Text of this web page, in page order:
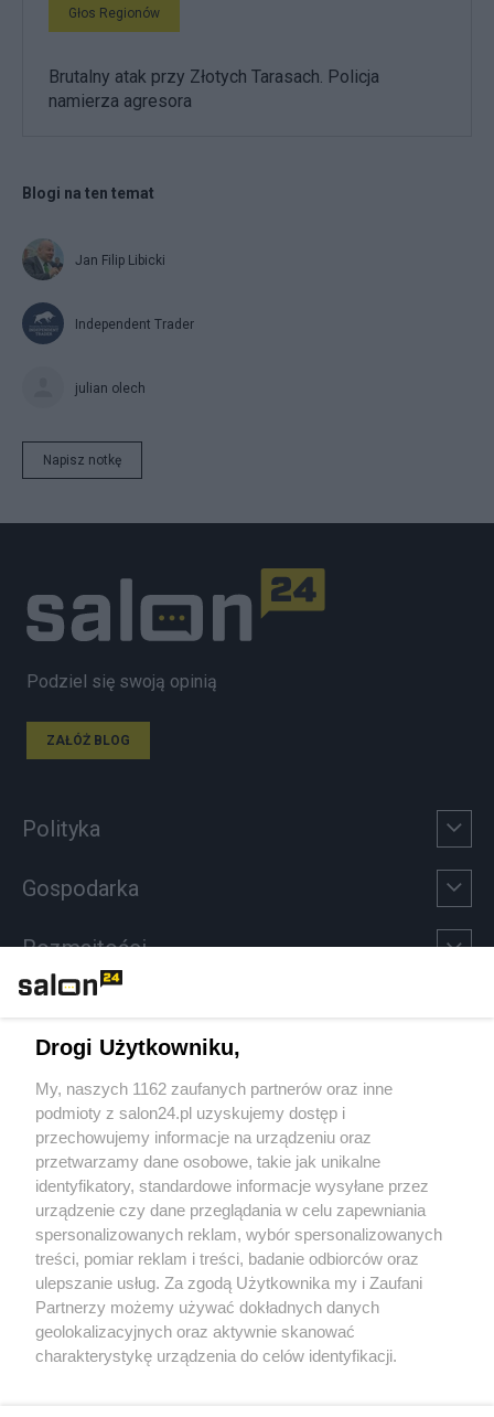
Głos Regionów
Brutalny atak przy Złotych Tarasach. Policja
namierza agresora
Blogi na ten temat
Jan Filip Libicki
Independent Trader
julian olech
Napisz notkę
Podziel się swoją opinią
ZAŁÓŻ BLOG
Polityka
Gospodarka
Rozmaitości
Sport
Społeczeństwo
Kultura
X Facebook Instagram Youtube
Drogi Użytkowniku,
My, naszych 1162 zaufanych partnerów oraz inne
podmioty z salon24.pl uzyskujemy dostęp i
przechowujemy informacje na urządzeniu oraz
przetwarzamy dane osobowe, takie jak unikalne
identyfikatory, standardowe informacje wysyłane przez
urządzenie czy dane przeglądania w celu zapewniania
spersonalizowanych reklam, wybór spersonalizowanych
treści, pomiar reklam i treści, badanie odbiorców oraz
ulepszanie usług. Za zgodą Użytkownika my i Zaufani
Partnerzy możemy używać dokładnych danych
geolokalizacyjnych oraz aktywnie skanować
charakterystykę urządzenia do celów identyfikacji.